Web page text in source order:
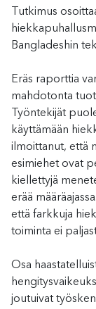
Tutkimus
Bangladeshin
Eräs raporttia
mahdotonta
Työntekijät
käyttämään
ilmoittanut, että
esimiehet ovat
kiellettyjä
erää
että farkkuja
toiminta ei
Osa
joutuivat